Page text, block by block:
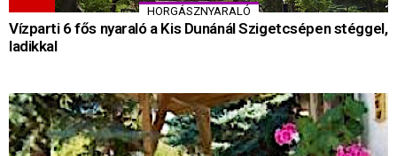
HORGÁSZNYARALÓ
Vízparti 6 fős nyaraló a Kis Dunánál Szigetcsépen stéggel,
ladikkal